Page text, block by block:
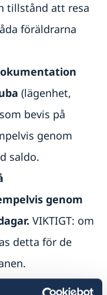
tillstånd att resa
föräldrarna
(lägenhet,
bevis på
genom
saldo.
genom
VIKTIGT: om
detta för de
som täcker